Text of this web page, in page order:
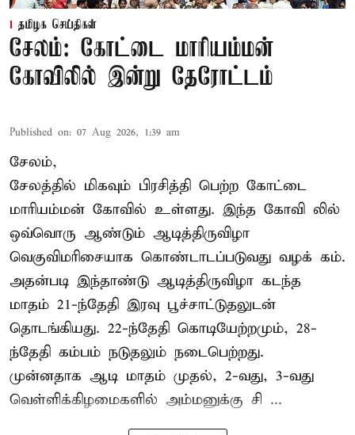
தமிழக செய்திகள்
சேலம்: கோட்டை மாரியம்மன்
கோவிலில் இன்று தேரோட்டம்
Published on: 07 Aug 2026, 1:39 am
சேலம்,
சேலத்தில் மிகவும் பிரசித்தி பெற்ற கோட்டை
மாரியம்மன் கோவில் உள்ளது. இந்த கோவி லில்
ஒவ்வொரு ஆண்டும் ஆடித்திருவிழா
வெகுவிமரிசையாக கொண்டாடப்படுவது வழக் கம்.
அதன்படி இந்தாண்டு ஆடித்திருவிழா கடந்த
மாதம் 21-ந்தேதி இரவு பூச்சாட்டுதலுடன்
தொடங்கியது. 22-ந்தேதி கொடியேற்றமும், 28-
ந்தேதி கம்பம் நடுதலும் நடைபெற்றது.
முன்னதாக ஆடி மாதம் முதல், 2-வது, 3-வது
வெள்ளிக்கிழமைகளில் அம்மனுக்கு சி ...